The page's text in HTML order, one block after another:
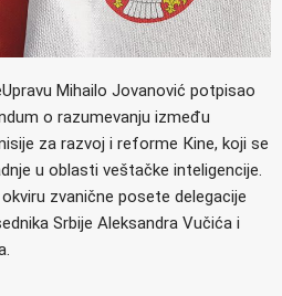
Mihailo Jovanović potpisao
o razumevanju između
za razvoj i reforme Кine, koji se
u oblasti veštačke inteligencije.
zvanične posete delegacije
Srbije Aleksandra Vučića i